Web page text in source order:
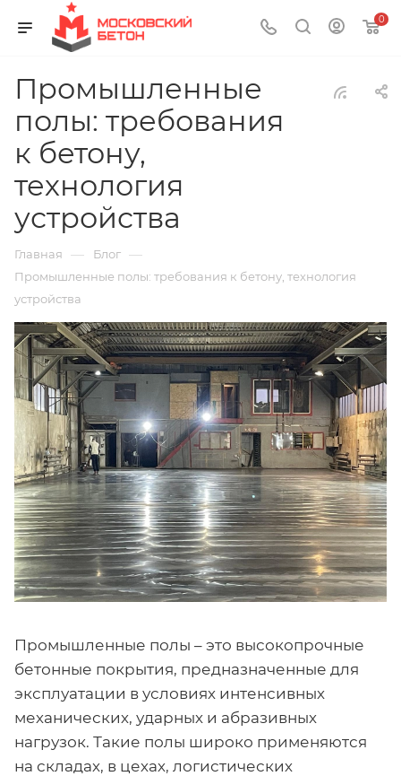
0
Промышленные
полы: требования
к бетону,
технология
устройства
Главная — Блог —
Промышленные полы: требования к бетону, технология
устройства
Промышленные полы – это высокопрочные
бетонные покрытия, предназначенные для
эксплуатации в условиях интенсивных
механических, ударных и абразивных
нагрузок. Такие полы широко применяются
на складах, в цехах, логистических